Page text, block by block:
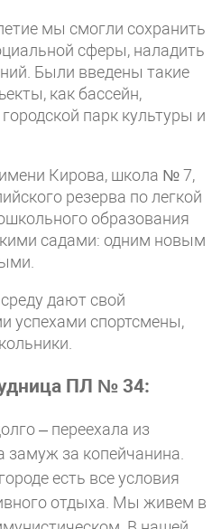
мы смогли сохранить
сферы, наладить
Были введены такие
как бассейн,
парк культуры и
Кирова, школа № 7,
резерва по легкой
образования
садами: одним новым
дают свой
успехами спортсмены,
ПЛ № 34:
– переехала из
замуж за копейчанина.
есть все условия
отдыха. Мы живем в